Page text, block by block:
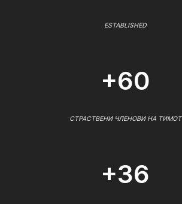
ESTABLISHED
+60
СТРАСТВЕНИ ЧЛЕНОВИ НА ТИМОТ
+36